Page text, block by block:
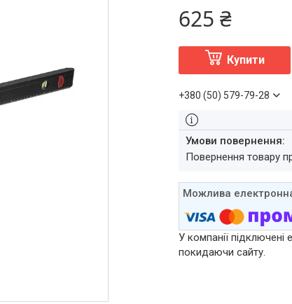
625 ₴
Купити
+380 (50) 579-79-28
повернення товару
У компанії
покидаючи сайту.